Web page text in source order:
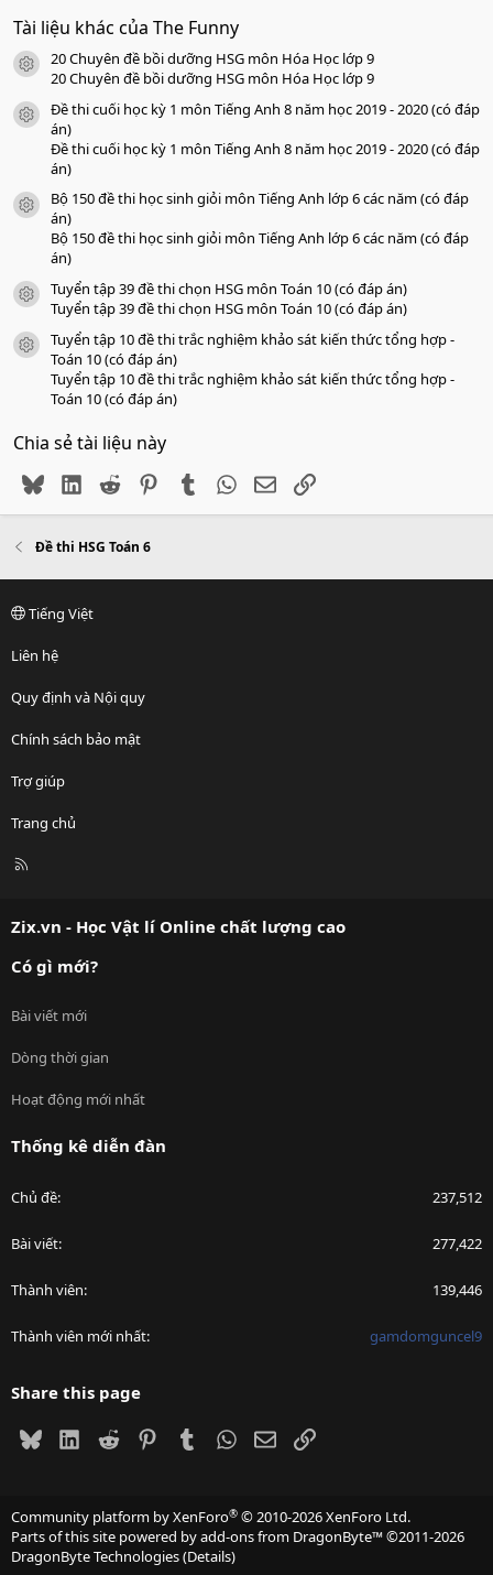
0
0
s
a
o
Tài liệu khác của The Funny
icon tài liệu
20 Chuyên đề bồi dưỡng HSG môn Hóa Học lớp 9
20 Chuyên đề bồi dưỡng HSG môn Hóa Học lớp 9
icon tài liệu
Đề thi cuối học kỳ 1 môn Tiếng Anh 8 năm học 2019 - 2020 (có đáp
án)
Đề thi cuối học kỳ 1 môn Tiếng Anh 8 năm học 2019 - 2020 (có đáp
án)
icon tài liệu
Bộ 150 đề thi học sinh giỏi môn Tiếng Anh lớp 6 các năm (có đáp
án)
Bộ 150 đề thi học sinh giỏi môn Tiếng Anh lớp 6 các năm (có đáp
án)
icon tài liệu
Tuyển tập 39 đề thi chọn HSG môn Toán 10 (có đáp án)
Tuyển tập 39 đề thi chọn HSG môn Toán 10 (có đáp án)
icon tài liệu
Tuyển tập 10 đề thi trắc nghiệm khảo sát kiến thức tổng hợp -
Toán 10 (có đáp án)
Tuyển tập 10 đề thi trắc nghiệm khảo sát kiến thức tổng hợp -
Toán 10 (có đáp án)
Chia sẻ tài liệu này
BlueskyLinkedIn
Reddit PinterestTumblr WhatsApp
EmailLink
Đề thi HSG Toán 6
Tiếng Việt
Liên hệ
Quy định và Nội quy
Chính sách bảo mật
Trợ giúp
Trang chủ
R
Zix.vn - Học Vật lí Online chất lượng cao
Có gì mới?
Bài viết mới
Dòng thời gian
Hoạt động mới nhất
Thống kê diễn đàn
Chủ đề 237,512
Bài viết 277,422
Thành viên 139,446
Thành viên mới nhất gamdomguncel9
Share this page
BlueskyLinkedIn
Reddit PinterestTumblrWhatsApp
EmailLink
Community platform by XenForo® © 2010-2026 XenForo Ltd.
Parts of this site powered byadd-ons from DragonByte™©2011-2026
DragonByte Technologies(Details)